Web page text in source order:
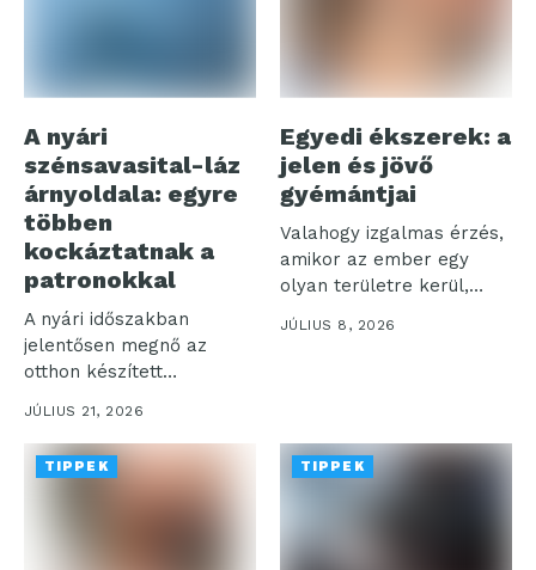
A nyári
szénsavasital-láz
árnyoldala: egyre
többen
kockáztatnak a
patronokkal
A nyári időszakban
jelentősen megnő az
otthon készített
szénsavas italok iránti
JÚLIUS 21, 2026
Egyedi ékszerek: a
jelen és jövő
gyémántjai
Valahogy izgalmas érzés,
amikor az ember egy
olyan területre kerül,
amelyet talán...
JÚLIUS 8, 2026
TIPPEK TIPPEK